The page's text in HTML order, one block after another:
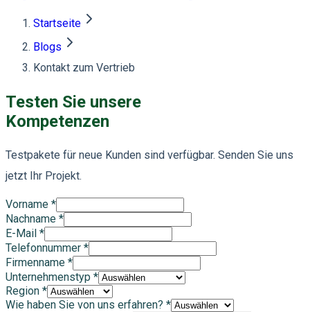
Startseite
Blogs
Kontakt zum Vertrieb
Testen Sie unsere
Kompetenzen
Testpakete für neue Kunden sind verfügbar. Senden Sie uns
jetzt Ihr Projekt.
Vorname *
Nachname *
E-Mail *
Telefonnummer *
Firmenname *
Unternehmenstyp *
Region *
Wie haben Sie von uns erfahren? *